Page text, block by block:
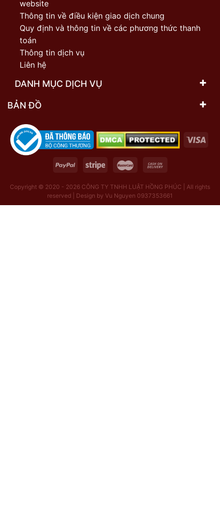
website
Thông tin về điều kiện giao dịch chung
Quy định và thông tin về các phương thức thanh
toán
Thông tin dịch vụ
Liên hệ
DANH MỤC DỊCH VỤ
BẢN ĐỒ
Copyright © 2020 - 2026 CÔNG TY TNHH LUẬT HỒNG PHÚC | All rights
reserved | Design by Vu Nguyen 0937353661